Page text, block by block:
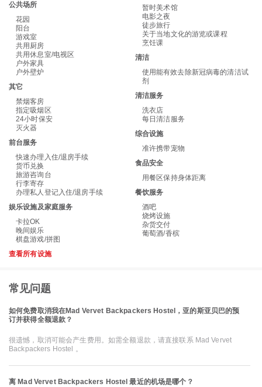
公共场所
花园
阳台
游戏室
共用厨房
共用休息室/电视区
户外家具
户外壁炉
其它
禁烟客房
指定吸烟区
24小时保安
灭火器
前台服务
快速办理入住/退房手续
货币兑换
旅游咨询台
行李寄存
办理私人登记入住/退房手续
娱乐设施及家庭服务
卡拉OK
晚间娱乐
棋盘游戏/拼图
暂时美术馆
电影之夜
徒步旅行
关于当地文化的游览或课程
烹饪课
清洁
使用能有效去除新冠病毒的清洁试
剂
清洁服务
洗衣店
每日清洁服务
综合设施
准许携带宠物
食品安全
用餐区保持身体距离
餐饮服务
酒吧
烧烤设施
杂货交付
葡萄酒/香槟
查看所有设施
常见问题
如何免费取消我在Mad Vervet Backpackers Hostel，亚的斯亚贝巴的预
订并获得全额退款？
很遗憾，取消可能会产生费用。如需全额退款，请直接联系 Mad Vervet
Backpackers Hostel 。
离 Mad Vervet Backpackers Hostel 最近的机场是哪个？